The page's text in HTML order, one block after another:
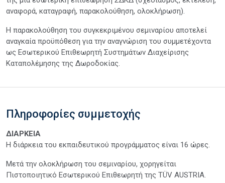
αναφορά, καταγραφή, παρακολούθηση, ολοκλήρωση).
Η παρακολούθηση του συγκεκριμένου σεμιναρίου αποτελεί
αναγκαία προϋπόθεση για την αναγνώριση του συμμετέχοντα
ως Εσωτερικού Επιθεωρητή Συστημάτων Διαχείρισης
Καταπολέμησης της Δωροδοκίας.
Πληροφορίες συμμετοχής
ΔΙΑΡΚΕΙΑ
Η διάρκεια του εκπαιδευτικού προγράμματος είναι 16 ώρες.
Μετά την ολοκλήρωση του σεμιναρίου, χορηγείται
Πιστοποιητικό Εσωτερικού Επιθεωρητή της TÜV AUSTRIA.